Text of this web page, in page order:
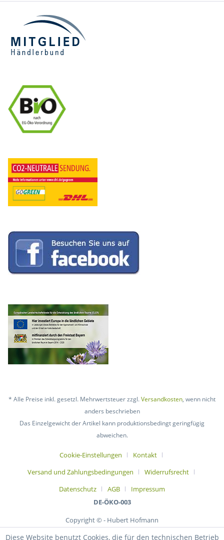
* Alle Preise inkl. gesetzl. Mehrwertsteuer zzgl.Versandkosten, wenn nicht
anders beschrieben
Das Einzelgewicht der Artikel kann produktionsbedingt geringfügig
abweichen.
Cookie-Einstellungen
Kontakt
Versand und Zahlungsbedingungen
Widerrufsrecht
Datenschutz
AGB
Impressum
DE-ÖKO-003
Copyright © - Hubert Hofmann
Diese Website benutzt Cookies, die für den technischen Betrieb